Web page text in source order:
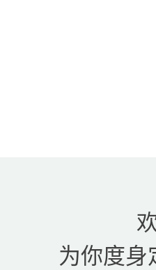
为你度身